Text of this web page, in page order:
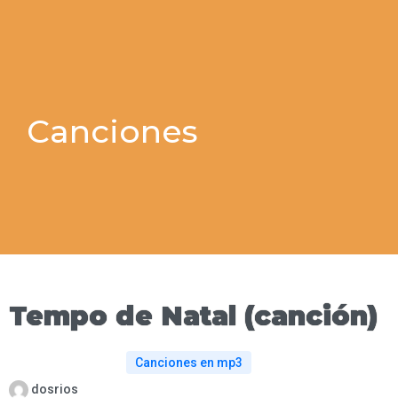
Canciones
Tempo de Natal (canción)
dosrios
Canciones en mp3